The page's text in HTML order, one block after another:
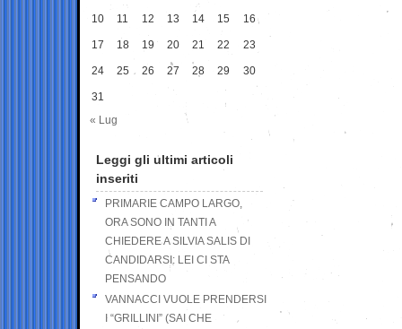
10 11 12 13 14 15 16
17 18 19 20 21 22 23
24 25 26 27 28 29 30
31
« Lug
Leggi gli ultimi articoli
inseriti
PRIMARIE CAMPO LARGO,
ORA SONO IN TANTI A
CHIEDERE A SILVIA SALIS DI
CANDIDARSI: LEI CI STA
PENSANDO
VANNACCI VUOLE PRENDERSI
I “GRILLINI” (SAI CHE